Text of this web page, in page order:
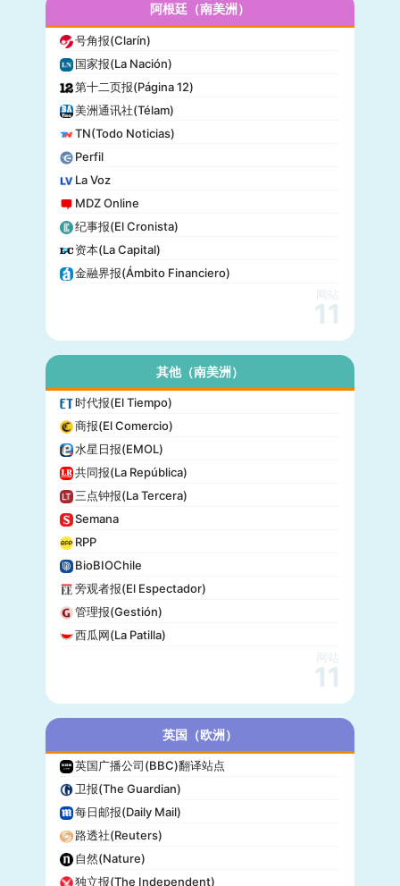
迈阿密先驱报(Miami Herald)
阿根廷（南美洲）
号角报(Clarín)
国家报(La Nación)
第十二页报(Página 12)
美洲通讯社(Télam)
TN(Todo Noticias)
Perfil
La Voz
MDZ Online
纪事报(El Cronista)
资本(La Capital)
金融界报(Ámbito Financiero)
网站
11
其他（南美洲）
时代报(El Tiempo)
商报(El Comercio)
水星日报(EMOL)
共同报(La República)
三点钟报(La Tercera)
Semana
RPP
BioBIOChile
旁观者报(El Espectador)
管理报(Gestión)
西瓜网(La Patilla)
网站
11
英国（欧洲）
英国广播公司(BBC)翻译站点
卫报(The Guardian)
每日邮报(Daily Mail)
路透社(Reuters)
自然(Nature)
独立报(The Independent)